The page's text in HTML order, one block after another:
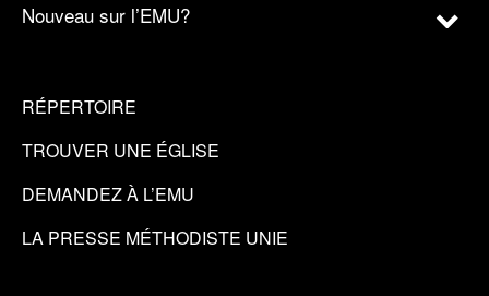
Nouveau sur l’EMU?
RÉPERTOIRE
TROUVER UNE ÉGLISE
DEMANDEZ À L’EMU
LA PRESSE MÉTHODISTE UNIE